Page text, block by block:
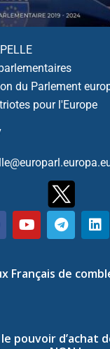
du Parlement
pour l'Europe
Français de
pouvoir d’achat